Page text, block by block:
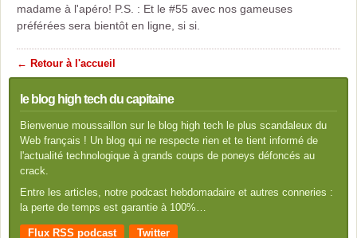
madame à l'apéro! P.S. : Et le #55 avec nos gameuses
préférées sera bientôt en ligne, si si.
← Retour à l'accueil
le blog high tech du capitaine
Bienvenue moussaillon sur le blog high tech le plus scandaleux du
Web français ! Un blog qui ne respecte rien et te tient informé de
l'actualité technologique à grands coups de poneys défoncés au
crack.
Entre les articles, notre podcast hebdomadaire et autres conneries :
la perte de temps est garantie à 100%…
Flux RSS podcast Twitter